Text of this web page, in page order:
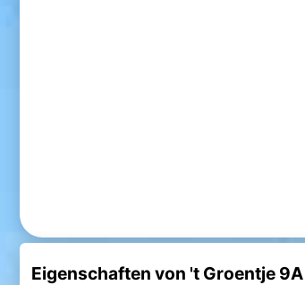
Eigenschaften von 't Groentje